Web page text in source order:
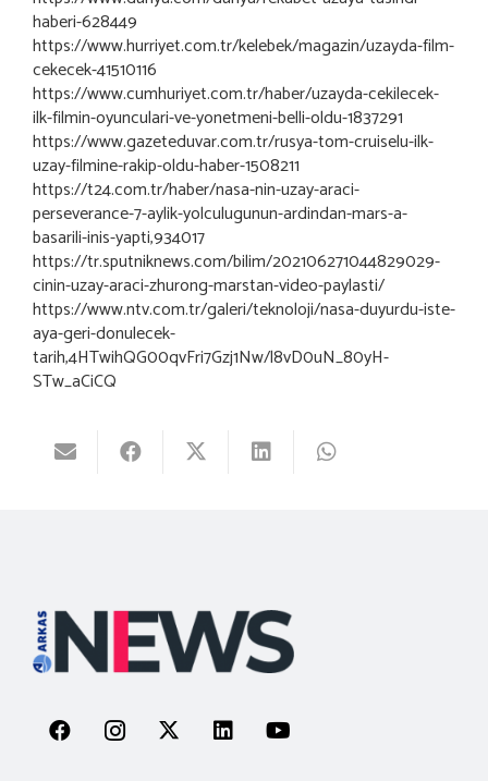
haberi-628449
https://www.hurriyet.com.tr/kelebek/magazin/uzayda-film-
cekecek-41510116
https://www.cumhuriyet.com.tr/haber/uzayda-cekilecek-
ilk-filmin-oyunculari-ve-yonetmeni-belli-oldu-1837291
https://www.gazeteduvar.com.tr/rusya-tom-cruiselu-ilk-
uzay-filmine-rakip-oldu-haber-1508211
https://t24.com.tr/haber/nasa-nin-uzay-araci-
perseverance-7-aylik-yolculugunun-ardindan-mars-a-
basarili-inis-yapti,934017
https://tr.sputniknews.com/bilim/202106271044829029-
cinin-uzay-araci-zhurong-marstan-video-paylasti/
https://www.ntv.com.tr/galeri/teknoloji/nasa-duyurdu-iste-
aya-geri-donulecek-
tarih,4HTwihQG00qvFri7Gzj1Nw/l8vD0uN_80yH-
STw_aCiCQ